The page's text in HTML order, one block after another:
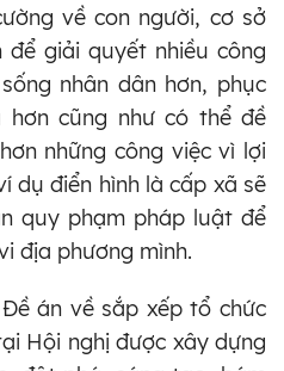
về con người, cơ sở
giải quyết nhiều công
nhân dân hơn, phục
cũng như có thể đề
những công việc vì lợi
dụ điển hình là cấp xã sẽ
quy phạm pháp luật để
địa phương mình.
án về sắp xếp tổ chức
Hội nghị được xây dựng